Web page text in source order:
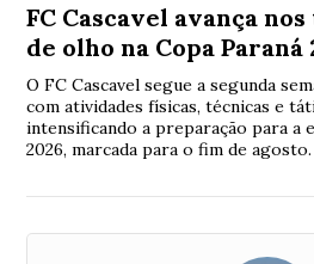
FC Cascavel avança
de olho na Copa Paraná
O FC Cascavel segue a segunda
com atividades físicas, técnicas e
intensificando a preparação para a
2026, marcada para o fim de agosto.